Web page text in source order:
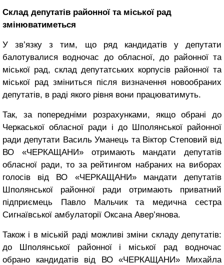
Склад депутатів районної та міської рад
змінюватиметься
У зв’язку з тим, що ряд кандидатів у депутати
балотувалися водночас до обласної, до районної та
міської рад, склад депутатських корпусів районної та
міської рад зміниться після визначення новообраних
депутатів, в раді якого рівня вони працюватимуть.
Так, за попередніми розрахунками, якщо обрані до
Черкаської обласної ради і до Шполянської районної
ради депутати Василь Уманець та Віктор Степовий від
ВО «ЧЕРКАЩАНИ» отримають мандати депутатів
обласної ради, то за рейтингом набраних на виборах
голосів від ВО «ЧЕРКАЩАНИ» мандати депутатів
Шполянської районної ради отримають приватний
підприємець Павло Мальчик та медична сестра
Сигнаївської амбулаторії Оксана Авер’янова.
Також і в міській раді можливі зміни складу депутатів:
до Шполянської районної і міської рад водночас
обрано кандидатів від ВО «ЧЕРКАЩАНИ» Михайла